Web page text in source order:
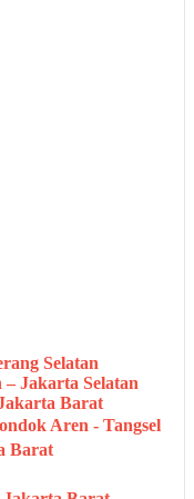
Selatan
– Jakarta Selatan
Barat
Aren - Tangsel
Barat